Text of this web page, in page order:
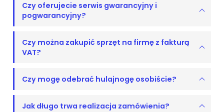
Czy oferujecie serwis gwarancyjny i
pogwarancyjny?
Czy można zakupić sprzęt na firmę z fakturą
VAT?
Czy mogę odebrać hulajnogę osobiście?
Jak długo trwa realizacja zamówienia?